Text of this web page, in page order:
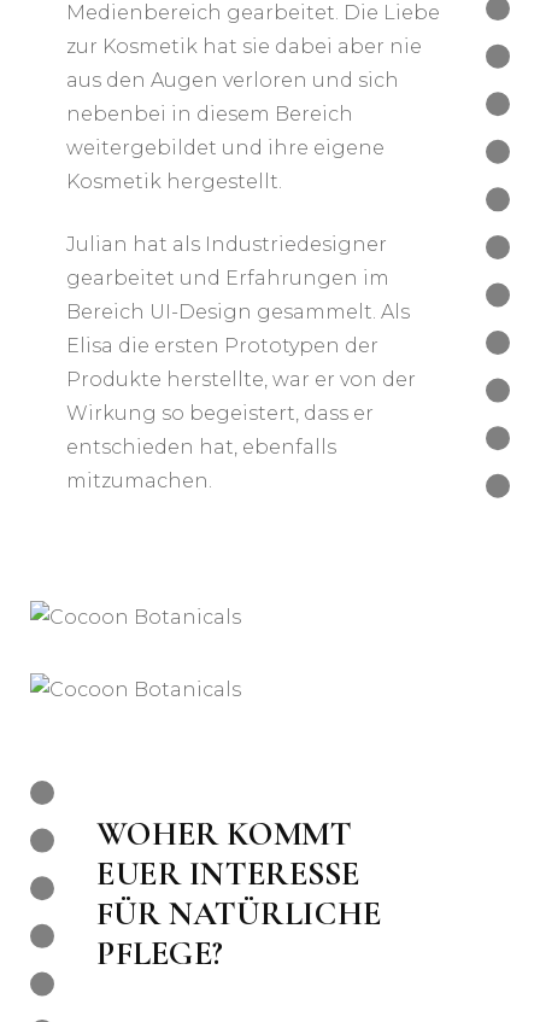
Medienbereich gearbeitet. Die Liebe
zur Kosmetik hat sie dabei aber nie
aus den Augen verloren und sich
nebenbei in diesem Bereich
weitergebildet und ihre eigene
Kosmetik hergestellt.
Julian hat als Industriedesigner
gearbeitet und Erfahrungen im
Bereich UI-Design gesammelt. Als
Elisa die ersten Prototypen der
Produkte herstellte, war er von der
Wirkung so begeistert, dass er
entschieden hat, ebenfalls
mitzumachen.
WOHER KOMMT
EUER INTERESSE
FÜR NATÜRLICHE
PFLEGE?